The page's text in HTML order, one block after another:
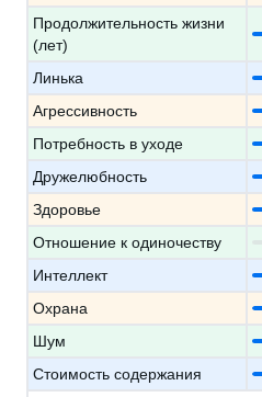
Продолжительность жизни
(лет)
Линька
Агрессивность
Потребность в уходе
Дружелюбность
Здоровье
Отношение к одиночеству
Интеллект
Охрана
Шум
Стоимость содержания